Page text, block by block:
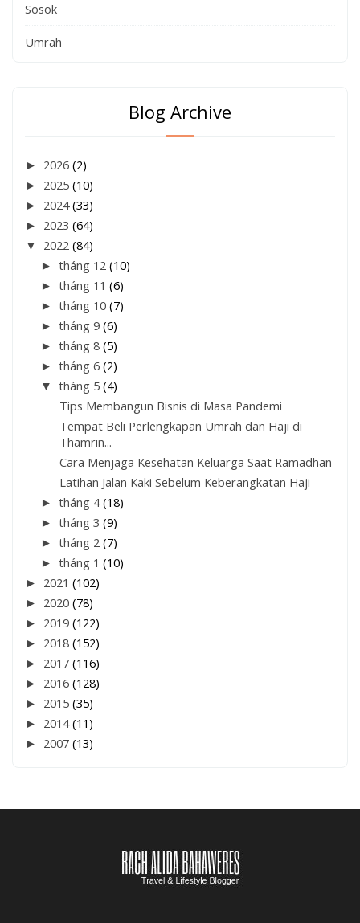
Sosok
Umrah
Blog Archive
► 2026 (2)
► 2025 (10)
► 2024(33)
► 2023 (64)
▼ 2022 (84)
►tháng 12(10)
►tháng 11(6)
►tháng 10(7)
►tháng 9(6)
►tháng 8(5)
►tháng 6(2)
▼tháng 5(4)
Tips Membangun Bisnis di Masa Pandemi
Tempat Beli Perlengkapan Umrah dan Haji di
Thamrin...
Cara Menjaga Kesehatan Keluarga Saat Ramadhan
Latihan Jalan Kaki Sebelum Keberangkatan Haji
►tháng 4(18)
►tháng 3(9)
►tháng 2(7)
►tháng 1(10)
► 2021 (102)
► 2020 (78)
► 2019 (122)
► 2018 (152)
► 2017 (116)
► 2016 (128)
► 2015 (35)
► 2014(11)
► 2007 (13)